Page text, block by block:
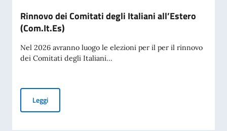
Rinnovo dei Comitati degli Italiani all’Estero
(Com.It.Es)
Nel 2026 avranno luogo le elezioni per il per il rinnovo
dei Comitati degli Italiani...
LeggiRinnovo dei Comitati degli Italiani all’Estero (Com.It.Es)